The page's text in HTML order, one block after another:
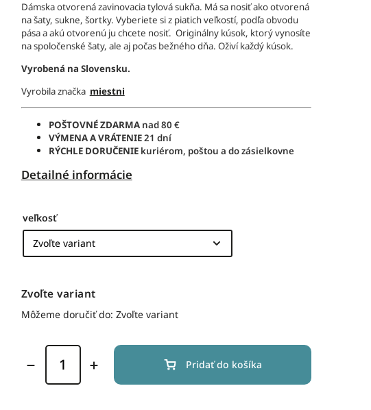
Dámska otvorená zavinovacia tylová sukňa. Má sa nosiť ako otvorená
na šaty, sukne, šortky. Vyberiete si z piatich veľkostí, podľa obvodu
pása a akú otvorenú ju chcete nosiť. Originálny kúsok, ktorý vynosíte
na spoločenské šaty, ale aj počas bežného dňa. Oživí každý kúsok.
Vyrobená na Slovensku.
Vyrobila značka miestni
POŠTOVNÉ ZDARMA nad 80 €
VÝMENA A VRÁTENIE21 dní
RÝCHLE DORUČENIEkuriérom, poštou a do zásielkovne
Detailné informácie
veľkosť
Zvoľte variant
Môžeme doručiť do: Zvoľte variant
Pridať do košíka